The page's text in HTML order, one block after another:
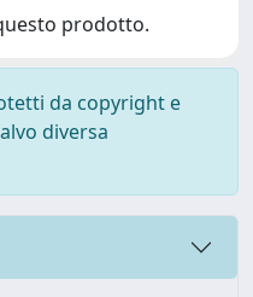
prodotto.
da copyright e
diversa